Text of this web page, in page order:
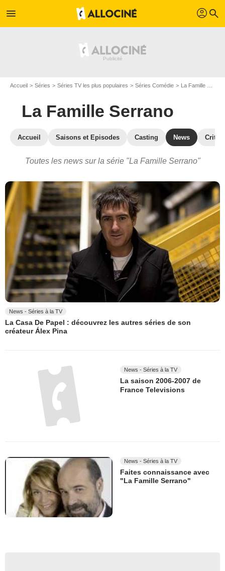
menu profil search
Accueil Séries Séries TV les plus populaires Séries Comédie La Famille Serrano
La Famille Serrano
Accueil Saisons et Episodes Casting News
Toutes les news sur la série "La Famille Serrano"
News - Séries à la TV
La Casa De Papel : découvrez les autres séries de son
créateur Álex Pina
News - Séries à la TV
La saison 2006-2007 de
France Televisions
News - Séries à la TV
Faites connaissance avec
"La Famille Serrano"